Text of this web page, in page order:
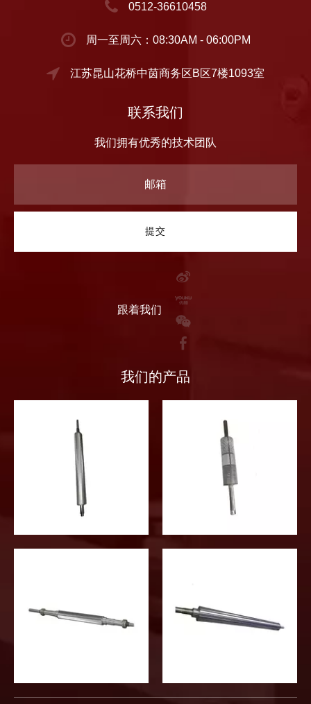
0512-36610458
周一至周六：08:30AM - 06:00PM
江苏昆山花桥中茵商务区B区7楼1093室
联系我们
我们拥有优秀的技术团队
提交
跟着我们
我们的产品